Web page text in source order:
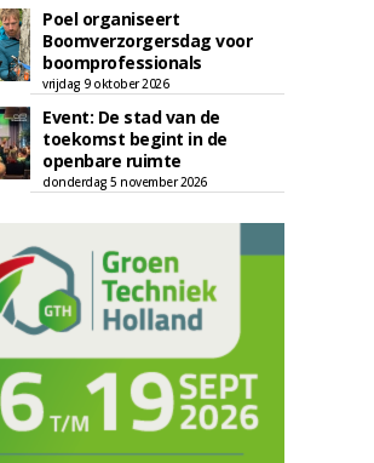
Poel organiseert
Boomverzorgersdag voor
boomprofessionals
vrijdag 9 oktober 2026
Event: De stad van de
toekomst begint in de
openbare ruimte
donderdag 5 november 2026